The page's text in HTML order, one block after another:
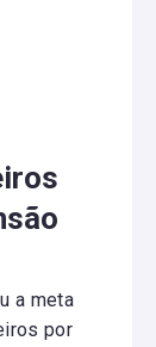
a meta
por